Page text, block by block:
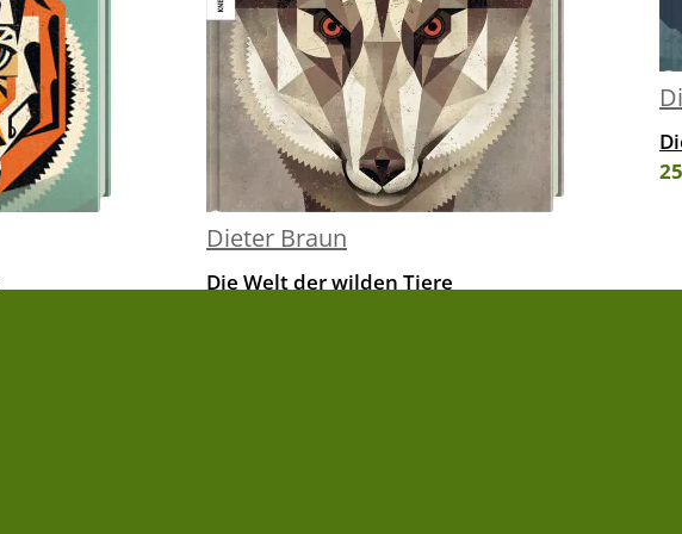
Dieter Braun
Die Welt der wilden Tiere